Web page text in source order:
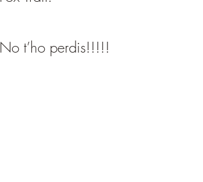
No t’ho perdis!!!!!